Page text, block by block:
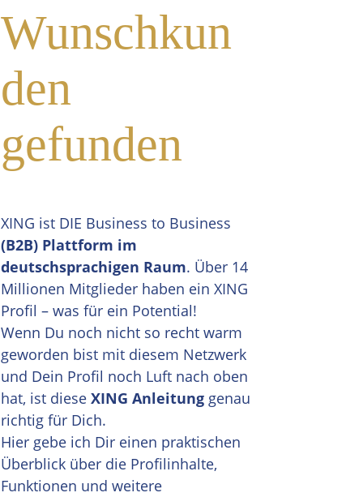
Wunschkun
den
gefunden
XING ist DIE Business to Business
(B2B) Plattform im
deutschsprachigen Raum. Über 14
Millionen Mitglieder haben ein XING
Profil – was für ein Potential!
Wenn Du noch nicht so recht warm
geworden bist mit diesem Netzwerk
und Dein Profil noch Luft nach oben
hat, ist diese XING Anleitung genau
richtig für Dich.
Hier gebe ich Dir einen praktischen
Überblick über die Profilinhalte,
Funktionen und weitere